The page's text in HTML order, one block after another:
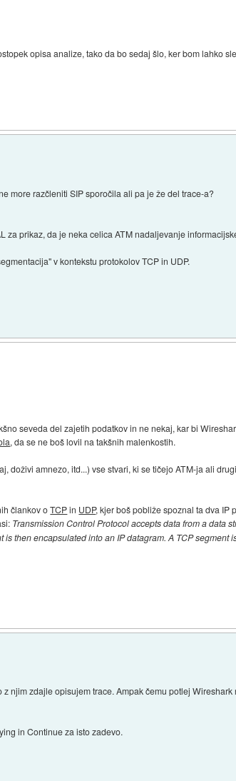
opisa analize, tako da bo sedaj šlo, ker bom lahko
more razčleniti SIP sporočila ali pa je že del trace-a?
za prikaz, da je neka celica ATM nadaljevanje
v kontekstu protokolov TCP in UDP.
seveda del zajetih podatkov in ne nekaj, kar bi
, da se ne boš lovil na takšnih malenkostih.
doživi amnezo, itd...) vse stvari, ki se tičejo ATM-ja ali
člankov oTCPin UDP, kjer boš pobliže spoznal ta dva IP
Transmission Control Protocol accepts data from a data
is then encapsulated into an IP datagram. A TCP segment
njim zdajle opisujem trace. Ampak čemu potlej
in Continue za isto zadevo.